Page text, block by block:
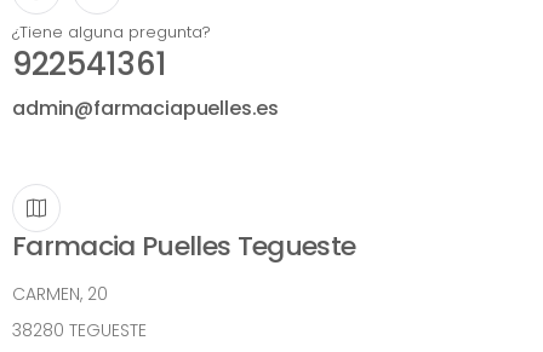
¿Tiene alguna pregunta?
922541361
admin@farmaciapuelles.es
Farmacia Puelles Tegueste
CARMEN, 20
38280 TEGUESTE